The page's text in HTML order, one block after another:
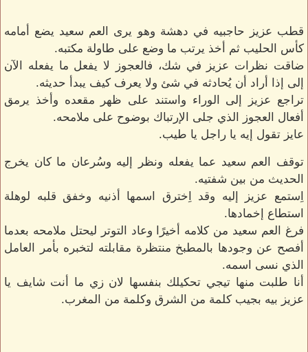
قطب عزيز حاجبيه في دهشة وهو يرى العم سعيد يضع أمامه
كأس الحليب ثم أخذ يرتب ما وضع على طاولة مكتبه.
ضاقت نظرات عزيز في شك، فالعجوز لا يفعل ما يفعله الآن
إلى إذا أراد أن يُحادثه في شئ ولا يعرف كيف يبدأ حديثه.
تراجع عزيز إلى الوراء واستند على ظهر مقعده وأخذ يرمق
أفعال العجوز الذي جلى الإرتباك بوضوح على ملامحه.
عايز تقول إيه يا راجل يا طيب.
توقف العم سعيد عما يفعله ونظر إليه وسُرعان ما كان يخرج
الحديث من بين شفتيه.
اِستمع عزيز إليه وقد اِخترق اسمها أذنيه وخفق قلبه لوهلة
استطاع إخمادها.
فرغ العم سعيد من كلامه أخيرًا وعاد التوتر ليحتل ملامحه بعدما
أفصح عن وجودها بالمطبخ منتظرة مقابلته لتخبره بأمر العامل
الذي نسى اسمه.
أنا طلبت منها تيجي تحكيلك بنفسها لان زي ما أنت شايف يا
عزيز بيه بجيب كلمة من الشرق وكلمة من المغرب.